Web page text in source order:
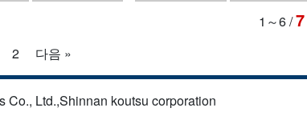
1～6/7
2 다음 »
Co., Ltd.,Shinnan koutsu corporation